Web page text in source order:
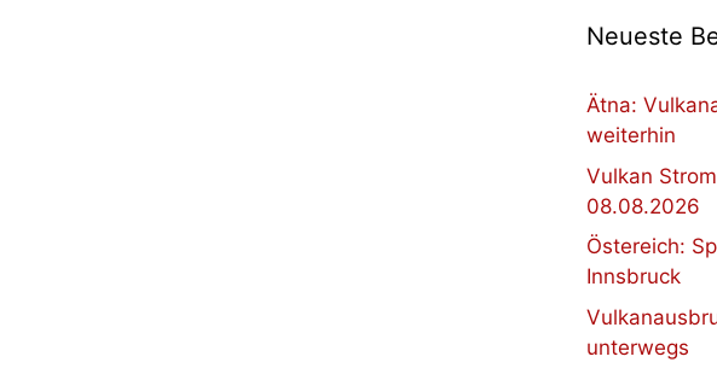
Neueste
Ätna:
weiterhin
Vulkan
08.08.2026
Östereich:
Innsbruck
unterwegs